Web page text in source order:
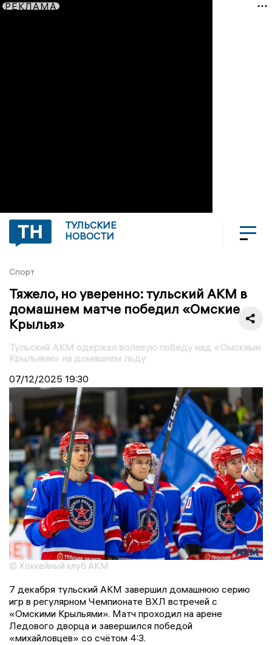
РЕКЛАМА
ТУЛЬСКИЕ
НОВОСТИ
Спорт
Тяжело, но уверенно: тульский АКМ в
домашнем матче победил «Омские
Крылья»
Тульский АКМ одержал волевую победу над «Омскими
Крыльями» на домашнем льду
07/12/2025 19:30
© Хоккейный клуб АКМ
7 декабря тульский АКМ завершил домашнюю серию
игр в регулярном Чемпионате ВХЛ встречей с
«Омскими Крыльями». Матч проходил на арене
Ледового дворца и завершился победой
«михайловцев» со счётом 4:3.